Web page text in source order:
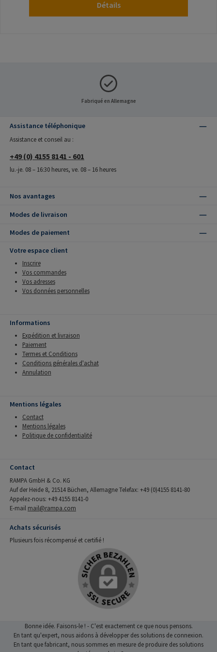
Détails
Fabriqué en Allemagne
Assistance téléphonique
Assistance et conseil au :
+49 (0) 4155 8141 - 601
lu.-je. 08 – 16:30 heures, ve. 08 – 16 heures
Nos avantages
Modes de livraison
Modes de paiement
Votre espace client
Inscrire
Vos commandes
Vos adresses
Vos données personnelles
Informations
Expédition et livraison
Paiement
Termes et Conditions
Conditions générales d'achat
Annulation
Mentions légales
Contact
Mentions légales
Politique de confidentialité
Contact
RAMPA GmbH & Co. KG
Auf der Heide 8, 21514 Büchen, Allemagne Telefax: +49 (0)4155 8141-80
Appelez-nous: +49 4155 8141-0
E-mail mail@rampa.com
Achats sécurisés
Plusieurs fois récompensé et certifié !
Bonne idée. Faisons-le ! - C'est exactement ce que nous pensons.
En tant qu'expert, nous aidons à développer des solutions de connexion.
En tant que fabricant, nous sommes en mesure de produire des solutions